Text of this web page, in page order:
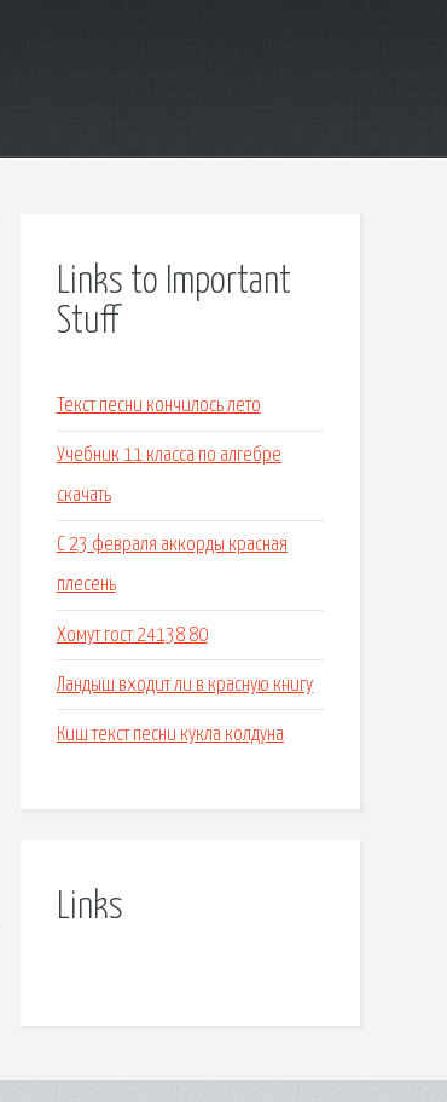
Links to Important
Stuff
Текст песни кончилось лето
Учебник 11 класса по алгебре
скачать
С 23 февраля аккорды красная
плесень
Хомут гост 24138 80
Ландыш входит ли в красную книгу
Киш текст песни кукла колдуна
Links